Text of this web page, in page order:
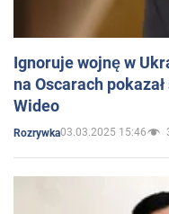
Ignoruje wojnę w
na Oscarach
Wideo
Rozrywka03.03.2025 15:46